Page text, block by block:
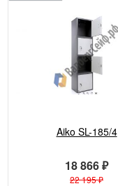
Aiko SL-185/4
18 866 ₽
22 195 ₽